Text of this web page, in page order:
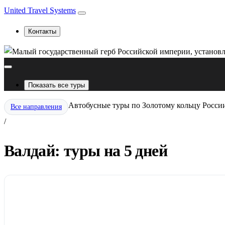
United Travel Systems
Контакты
Показать все туры
Все направления
/
Автобусные туры по Золотому кольцу
Валдай: туры на 5 дней